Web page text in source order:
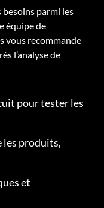
parmi les
équipe de
vous recommande
l’analyse de
pour tester les
les produits,
et